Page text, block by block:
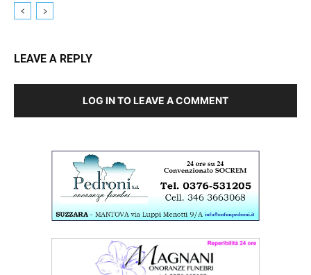
LEAVE A REPLY
LOG IN TO LEAVE A COMMENT